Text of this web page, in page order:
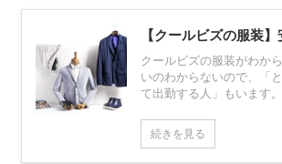
【クールビズの服装
クールビズの服装がわか
いのわからないので、「
て出勤する人」もいます
続きを見る